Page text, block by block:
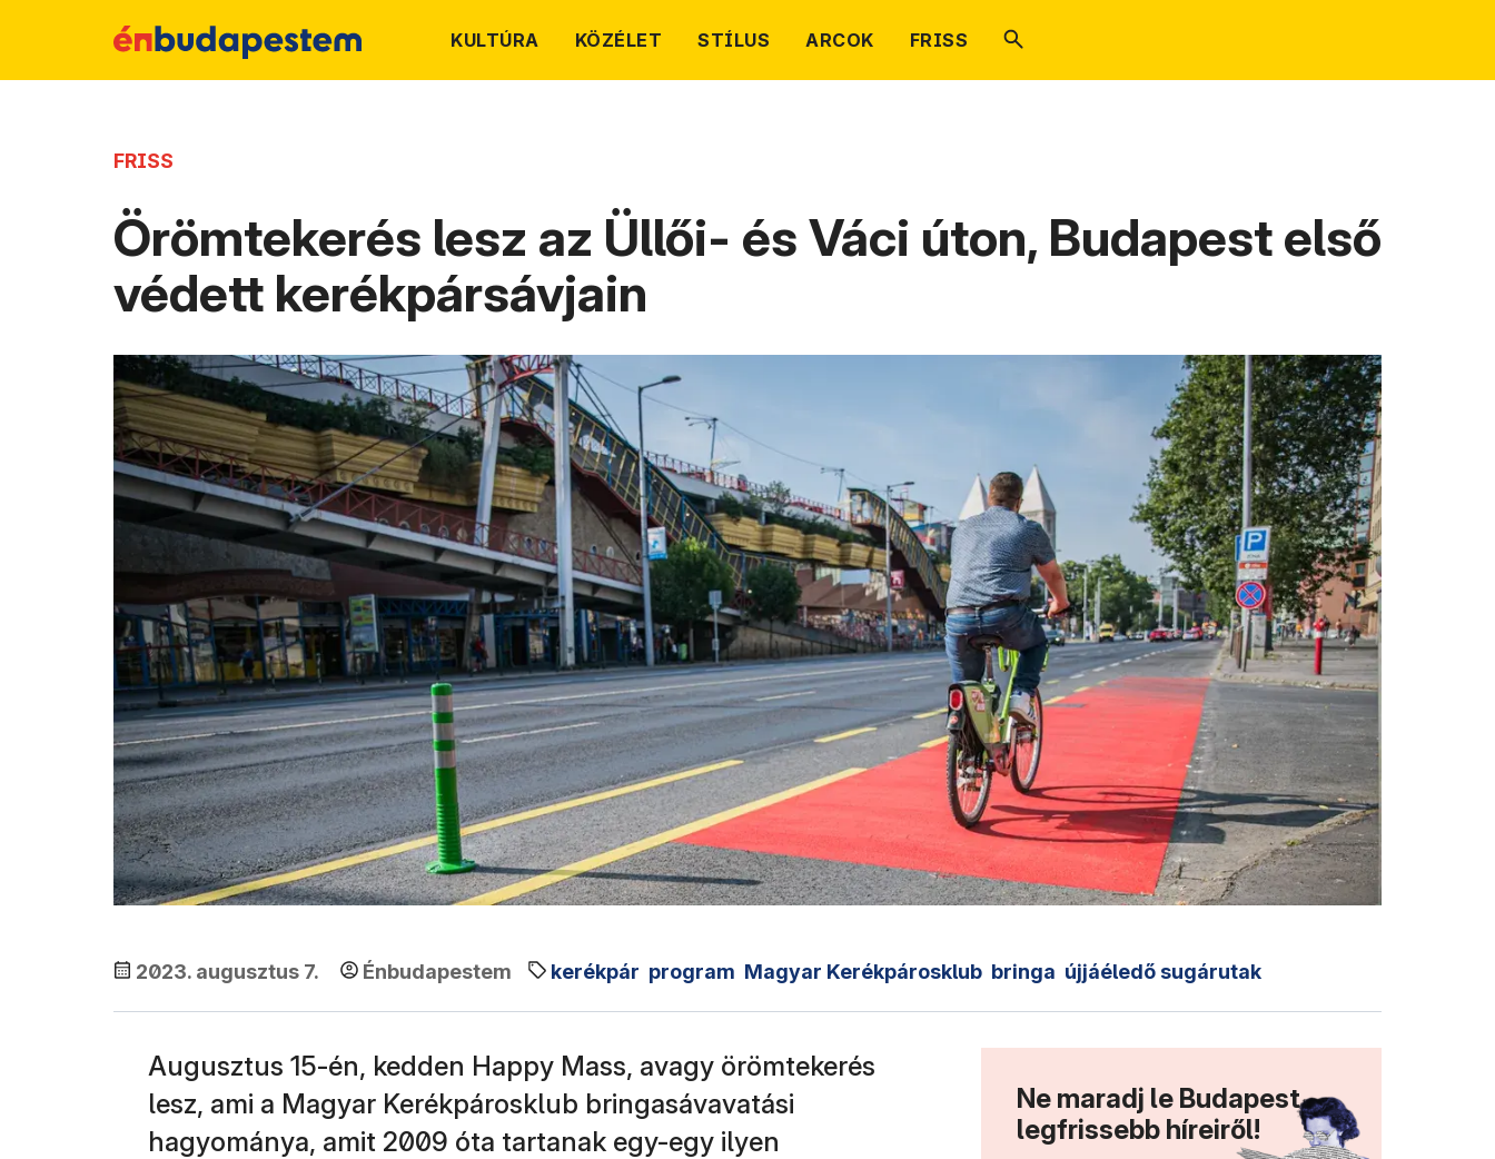
KULTÚRA KÖZÉLET STÍLUS ARCOK FRISS
FRISS
Örömtekerés lesz az Üllői- és Váci úton, Budapest első
védett kerékpársávjain
2023. augusztus 7. Énbudapestem kerékpár program Magyar Kerékpárosklub bringa újjáéledő sugárutak
Augusztus 15-én, kedden Happy Mass, avagy örömtekerés
lesz, ami a Magyar Kerékpárosklub bringasávavatási
hagyománya, amit 2009 óta tartanak egy-egy ilyen
Ne maradj le Budapest
legfrissebb híreiről!